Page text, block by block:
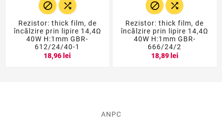
 
Rezistor: thick film, de
încălzire prin lipire 14,4Ω
40W H:1mm GBR-
612/24/40-1
18,96 lei
 
Rezistor: thick film, de
încălzire prin lipire 14,4Ω
40W H:1mm GBR-
666/24/2
18,89 lei
ANPC